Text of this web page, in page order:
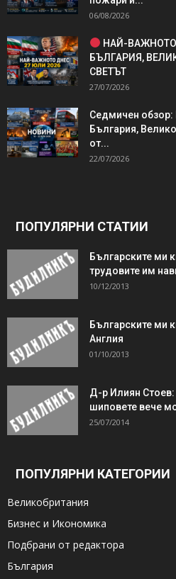
06/08/2026
НАЙ-
БЪЛГАРИЯ,
СВЕТЪТ
27/07/2026
Седмичен обзор:
България,
от...
22/07/2026
ПОПУЛЯРНИ СТАТИИ
Българските ми
трудовите им
10/12/2013
Българските ми
Англия
01/10/2013
Д-р Илиян Стоев:
шиповете вече
25/07/2014
ПОПУЛЯРНИ КАТЕГОРИИ
Великобритания
Бизнес и Икономика
Подбрани от редактора
България